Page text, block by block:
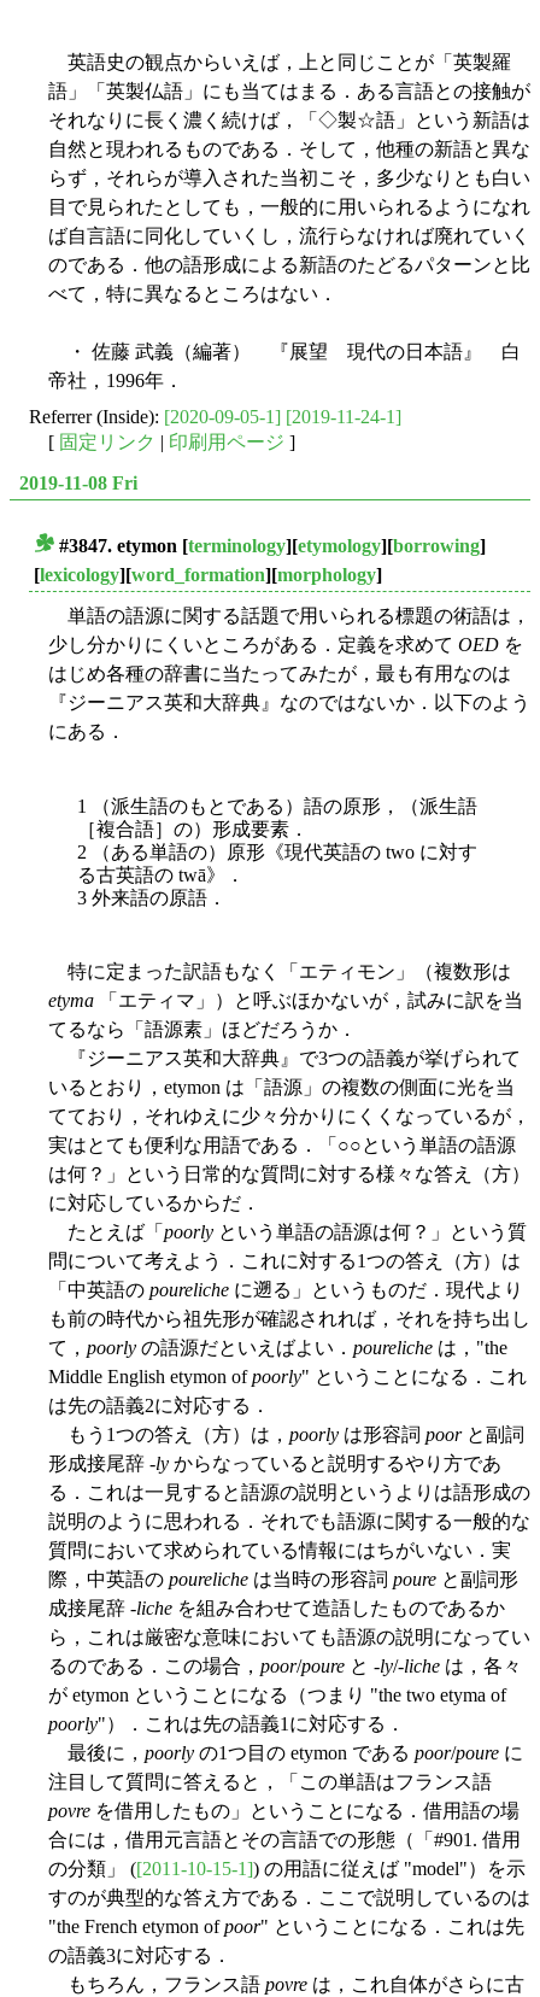
英語史の観点からいえば，上と同じことが「英製羅
語」「英製仏語」にも当てはまる．ある言語との接触が
それなりに長く濃く続けば，「◇製☆語」という新語は
自然と現われるものである．そして，他種の新語と異な
らず，それらが導入された当初こそ，多少なりとも白い
目で見られたとしても，一般的に用いられるようになれ
ば自言語に同化していくし，流行らなければ廃れていく
のである．他の語形成による新語のたどるパターンと比
べて，特に異なるところはない．
・ 佐藤 武義（編著） 『展望 現代の日本語』 白
帝社，1996年．
Referrer (Inside): [2020-09-05-1] [2019-11-24-1]
[ 固定リンク | 印刷用ページ ]
2019-11-08 Fri
#3847. etymon [terminology][etymology][borrowing]
[lexicology][word_formation][morphology]
単語の語源に関する話題で用いられる標題の術語は，
少し分かりにくいところがある．定義を求めて OED を
はじめ各種の辞書に当たってみたが，最も有用なのは
『ジーニアス英和大辞典』なのではないか．以下のよう
にある．
1 （派生語のもとである）語の原形，（派生語
［複合語］の）形成要素．
2 （ある単語の）原形《現代英語の two に対す
る古英語の twā》．
3 外来語の原語．
特に定まった訳語もなく「エティモン」（複数形は
etyma 「エティマ」）と呼ぶほかないが，試みに訳を当
てるなら「語源素」ほどだろうか．
『ジーニアス英和大辞典』で3つの語義が挙げられて
いるとおり，etymon は「語源」の複数の側面に光を当
てており，それゆえに少々分かりにくくなっているが，
実はとても便利な用語である．「○○という単語の語源
は何？」という日常的な質問に対する様々な答え（方）
に対応しているからだ．
たとえば「 poorly という単語の語源は何？」という質
問について考えよう．これに対する1つの答え（方）は
「中英語の poureliche に遡る」というものだ．現代より
も前の時代から祖先形が確認されれば，それを持ち出し
て， poorly の語源だといえばよい． poureliche は，"the
Middle English etymon ofpoorly" ということになる．これ
は先の語義2に対応する．
もう1つの答え（方）は， poorly は形容詞 poorと副詞
形成接尾辞 -ly からなっていると説明するやり方であ
る．これは一見すると語源の説明というよりは語形成の
説明のように思われる．それでも語源に関する一般的な
質問において求められている情報にはちがいない．実
際，中英語の poureliche は当時の形容詞 poure と副詞形
成接尾辞 -liche を組み合わせて造語したものであるか
ら，これは厳密な意味においても語源の説明になってい
るのである．この場合， poor/poure と -ly/-liche は，各々
が etymon ということになる（つまり "the two etyma of
poorly"）．これは先の語義1に対応する．
最後に， poorly の1つ目の etymon である poor/poure に
注目して質問に答えると，「この単語はフランス語
povre を借用したもの」ということになる．借用語の場
合には，借用元言語とその言語での形態（「#901. 借用
の分類」 ([2011-10-15-1]) の用語に従えば "model"）を示
すのが典型的な答え方である．ここで説明しているのは
"the French etymon ofpoor" ということになる．これは先
の語義3に対応する．
もちろん，フランス語 povre は，これ自体がさらに古